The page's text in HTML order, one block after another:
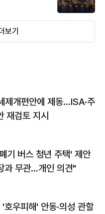
보기
제개편안에 제동…ISA·주
재검토 지시
기 버스 청년 주택' 제안
과 무관…개인 의견"
우피해' 안동·의성 관할